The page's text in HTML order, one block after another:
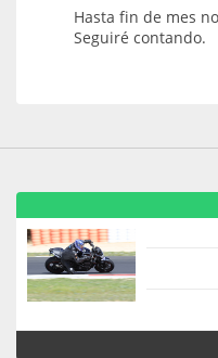
Hasta fin de mes
Seguiré contando.